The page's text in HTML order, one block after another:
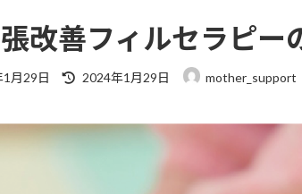
改善フィルセラピー
月29日 2024年1月29日 mother_support